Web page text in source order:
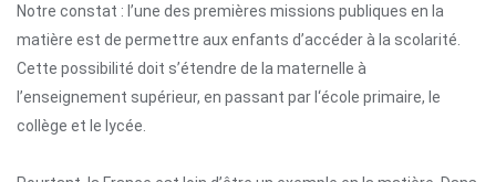
Notre constat : l’une des premières missions publiques en la
matière est de permettre aux enfants d’accéder à la scolarité.
Cette possibilité doit s’étendre de la maternelle à
l’enseignement supérieur, en passant par l‘école primaire, le
collège et le lycée.